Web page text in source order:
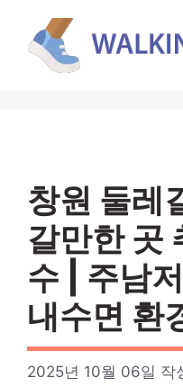
창원 둘레
갈만한 곳
수 | 주남
내수면 환
2025년 10월 06일 작